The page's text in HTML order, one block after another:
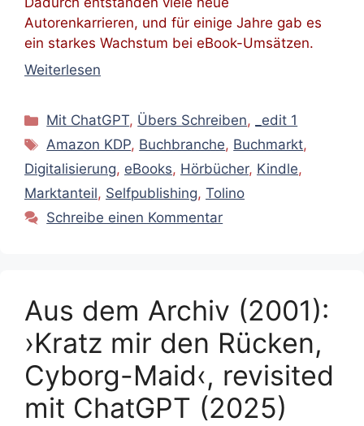
Autorenkarrieren, und für einige Jahre gab es
ein starkes Wachstum bei eBook-Umsätzen.
Weiterlesen
Kategorien
Mit ChatGPT, Übers Schreiben,
_edit 1
Schlagwörter
Amazon KDP, Buchbranche, Buchmarkt,
Digitalisierung, eBooks, Hörbücher, Kindle,
Marktanteil, Selfpublishing, Tolino
Schreibe einen Kommentar
Aus dem Archiv (2001):
›Kratz mir den Rücken,
Cyborg-Maid‹, revisited
mit ChatGPT (2025)